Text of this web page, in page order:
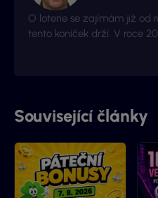
O loterie se zajímám již od
tento koníček drží. V roce
web Vyhraj.com, který jsem
prodal, avšak za
mnohem více informací.
Související články